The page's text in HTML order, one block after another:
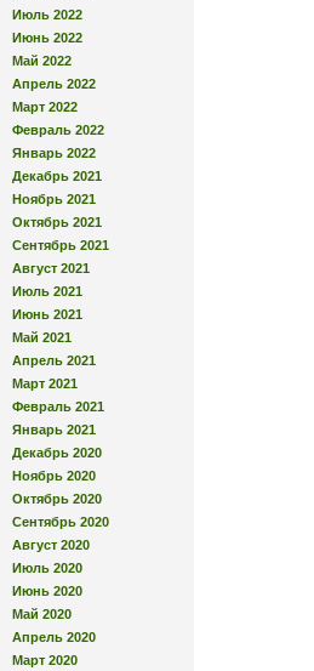
Июль 2022
Июнь 2022
Май 2022
Апрель 2022
Март 2022
Февраль 2022
Январь 2022
Декабрь 2021
Ноябрь 2021
Октябрь 2021
Сентябрь 2021
Август 2021
Июль 2021
Июнь 2021
Май 2021
Апрель 2021
Март 2021
Февраль 2021
Январь 2021
Декабрь 2020
Ноябрь 2020
Октябрь 2020
Сентябрь 2020
Август 2020
Июль 2020
Июнь 2020
Май 2020
Апрель 2020
Март 2020